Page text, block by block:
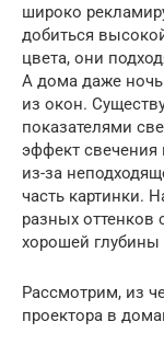
широко
добиться
цвета, они
А дома даже
из окон.
показателями
эффект
из-за
часть картинки.
разных оттенков
хорошей глубины
Рассмотрим, из
проектора в